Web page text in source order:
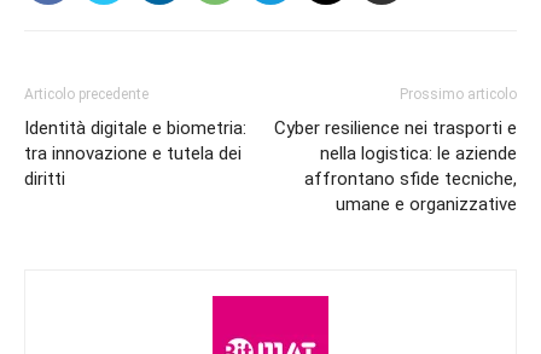
Articolo precedente
Identità digitale e biometria:
tra innovazione e tutela dei
diritti
Prossimo articolo
Cyber resilience nei trasporti e
nella logistica: le aziende
affrontano sfide tecniche,
umane e organizzative